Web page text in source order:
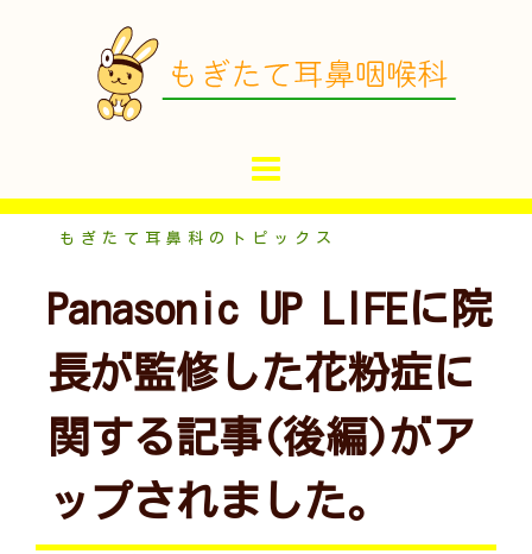
もぎたて耳鼻科のトピックス
Panasonic UP LIFEに院
長が監修した花粉症に
関する記事(後編)がア
ップされました。